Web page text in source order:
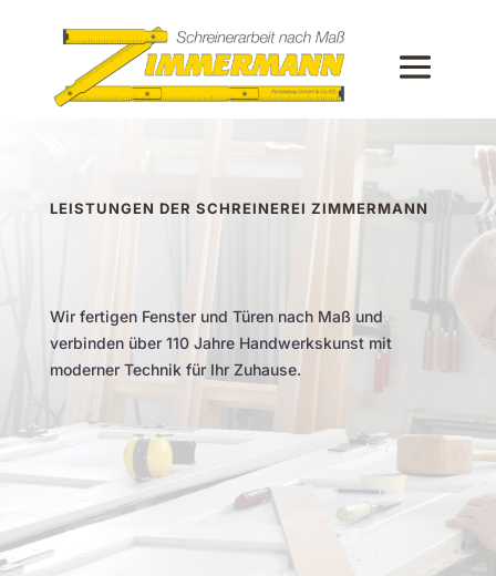
LEISTUNGEN DER SCHREINEREI ZIMMERMANN
Wir fertigen Fenster und Türen nach Maß und
verbinden über 110 Jahre Handwerkskunst mit
moderner Technik für Ihr Zuhause.